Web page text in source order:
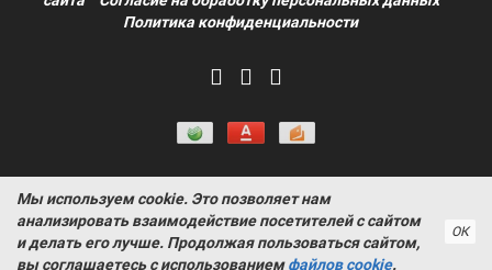
Политика конфиденциальности
Информация на сайте носит ознакомительный характер и не
является публичной офертой, определяемой положениями
статьи 437 Гражданского кодекса РФ ProtectAuto © 2011-
2026
Мы используем cookie. Это позволяет нам
анализировать взаимодействие посетителей с сайтом
и делать его лучше. Продолжая пользоваться сайтом,
вы соглашаетесь с использованиемфайлов cookie.
ОК